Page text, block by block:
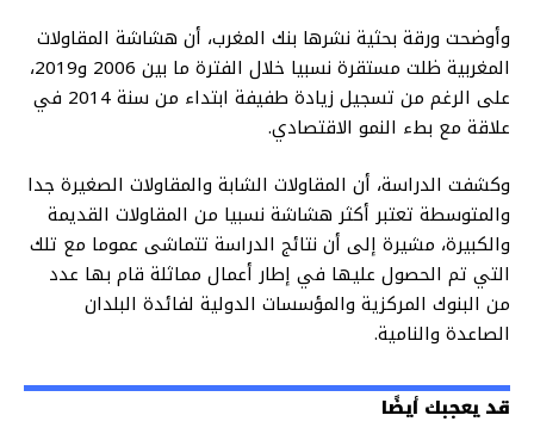
وأوضحت ورقة بحثية نشرها بنك المغرب، أن هشاشة المقاولات
المغربية ظلت مستقرة نسبيا خلال الفترة ما بين 2006 و2019،
على الرغم من تسجيل زيادة طفيفة ابتداء من سنة 2014 في
علاقة مع بطء النمو الاقتصادي.
وكشفت الدراسة، أن المقاولات الشابة والمقاولات الصغيرة جدا
والمتوسطة تعتبر أكثر هشاشة نسبيا من المقاولات القديمة
والكبيرة، مشيرة إلى أن نتائج الدراسة تتماشى عموما مع تلك
التي تم الحصول عليها في إطار أعمال مماثلة قام بها عدد
من البنوك المركزية والمؤسسات الدولية لفائدة البلدان
الصاعدة والنامية.
قد يعجبك أيضًا